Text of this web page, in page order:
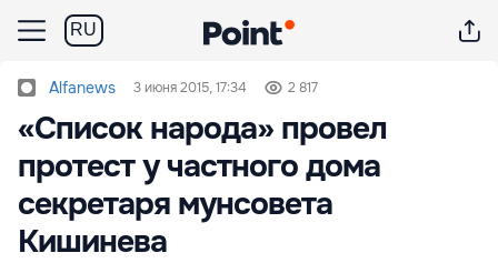
RU
Alfanews 3 июня 2015, 17:34 2 817
«Список народа» провел
протест у частного дома
секретаря мунсовета
Кишинева